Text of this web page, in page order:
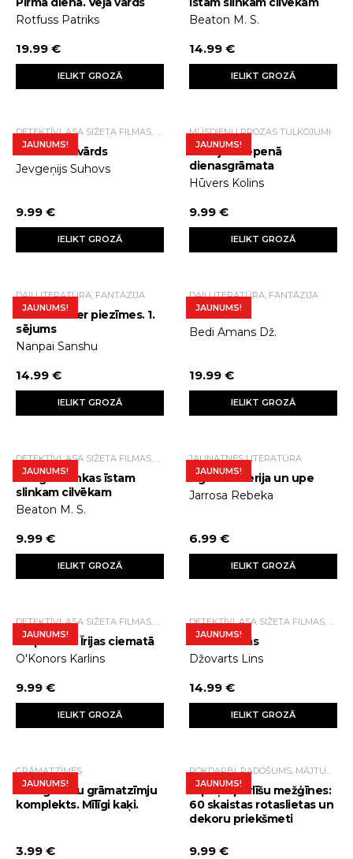
Rotfuss Patriks
19.99 €
IELIKT GROZĀ
Beaton M. S.
14.99 €
IELIKT GROZĀ
JAUNUMS!
Neizteikts vārds
Jevgeņijs Suhovs
9.99 €
IELIKT GROZĀ
JAUNUMS!
MŪSDIENU PROZAS TULKOJUMI
Veritijas slepenā
dienasgrāmata
Hūvers Kolins
9.99 €
IELIKT GROZĀ
JAUNUMS!
DAIĻLITERATŪRA, FANTĀZIJA
Tomb Raider piezīmes. 1.
sējums
Nanpai Sanshu
14.99 €
IELIKT GROZĀ
JAUNUMS!
DAIĻLITERATŪRA, FANTĀZIJA
Kavitri
Bedi Amans Dž.
19.99 €
IELIKT GROZĀ
JAUNUMS!
Svaigas tenkas īstam
slinkam cilvēkam
Beaton M. S.
9.99 €
IELIKT GROZĀ
JAUNUMS!
JAUNATNES LITERATŪRA
Uguns. Eiverija un upe
Jarrosa Rebeka
6.99 €
IELIKT GROZĀ
JAUNUMS!
Slepkavība Īrijas ciematā
O'Konors Karlins
9.99 €
IELIKT GROZĀ
JAUNUMS!
Kauna nams
Džovarts Lins
14.99 €
IELIKT GROZĀ
JAUNUMS!
GRĀMATZĪMES
20 izgrieztu grāmatzīmju
komplekts. Mīlīgi kaķi.
3.99 €
JAUNUMS!
Japāņu pērlīšu mežģīnes:
60 skaistas rotaslietas un
dekoru priekšmeti
9.99 €